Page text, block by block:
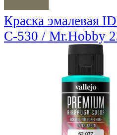
Краска эмалевая
C-530 / Mr.Hobby